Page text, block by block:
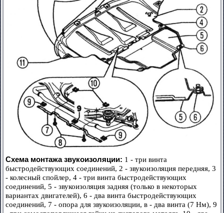
Схема монтажа звукоизоляции: 1 - три винта
быстродействующих соединений, 2 - звукоизоляция передняя, 3
- колесный спойлер, 4 - три винта быстродействующих
соединений, 5 - звукоизоляция задняя (только в некоторых
вариантах двигателей), 6 - два винта быстродействующих
соединений, 7 - опора для звукоизоляции, в - два винта (7 Нм), 9